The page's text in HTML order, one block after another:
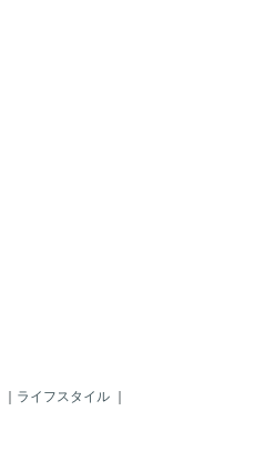
｜ ライフスタイル ｜